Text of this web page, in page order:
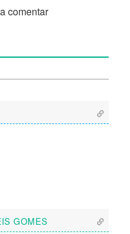
comentar
GOMES